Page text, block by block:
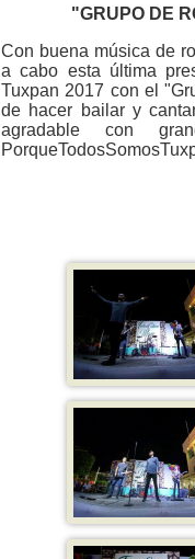
"GRUPO DE
Con buena música de
a cabo esta última
Tuxpan 2017 con el
de hacer bailar y
agradable con